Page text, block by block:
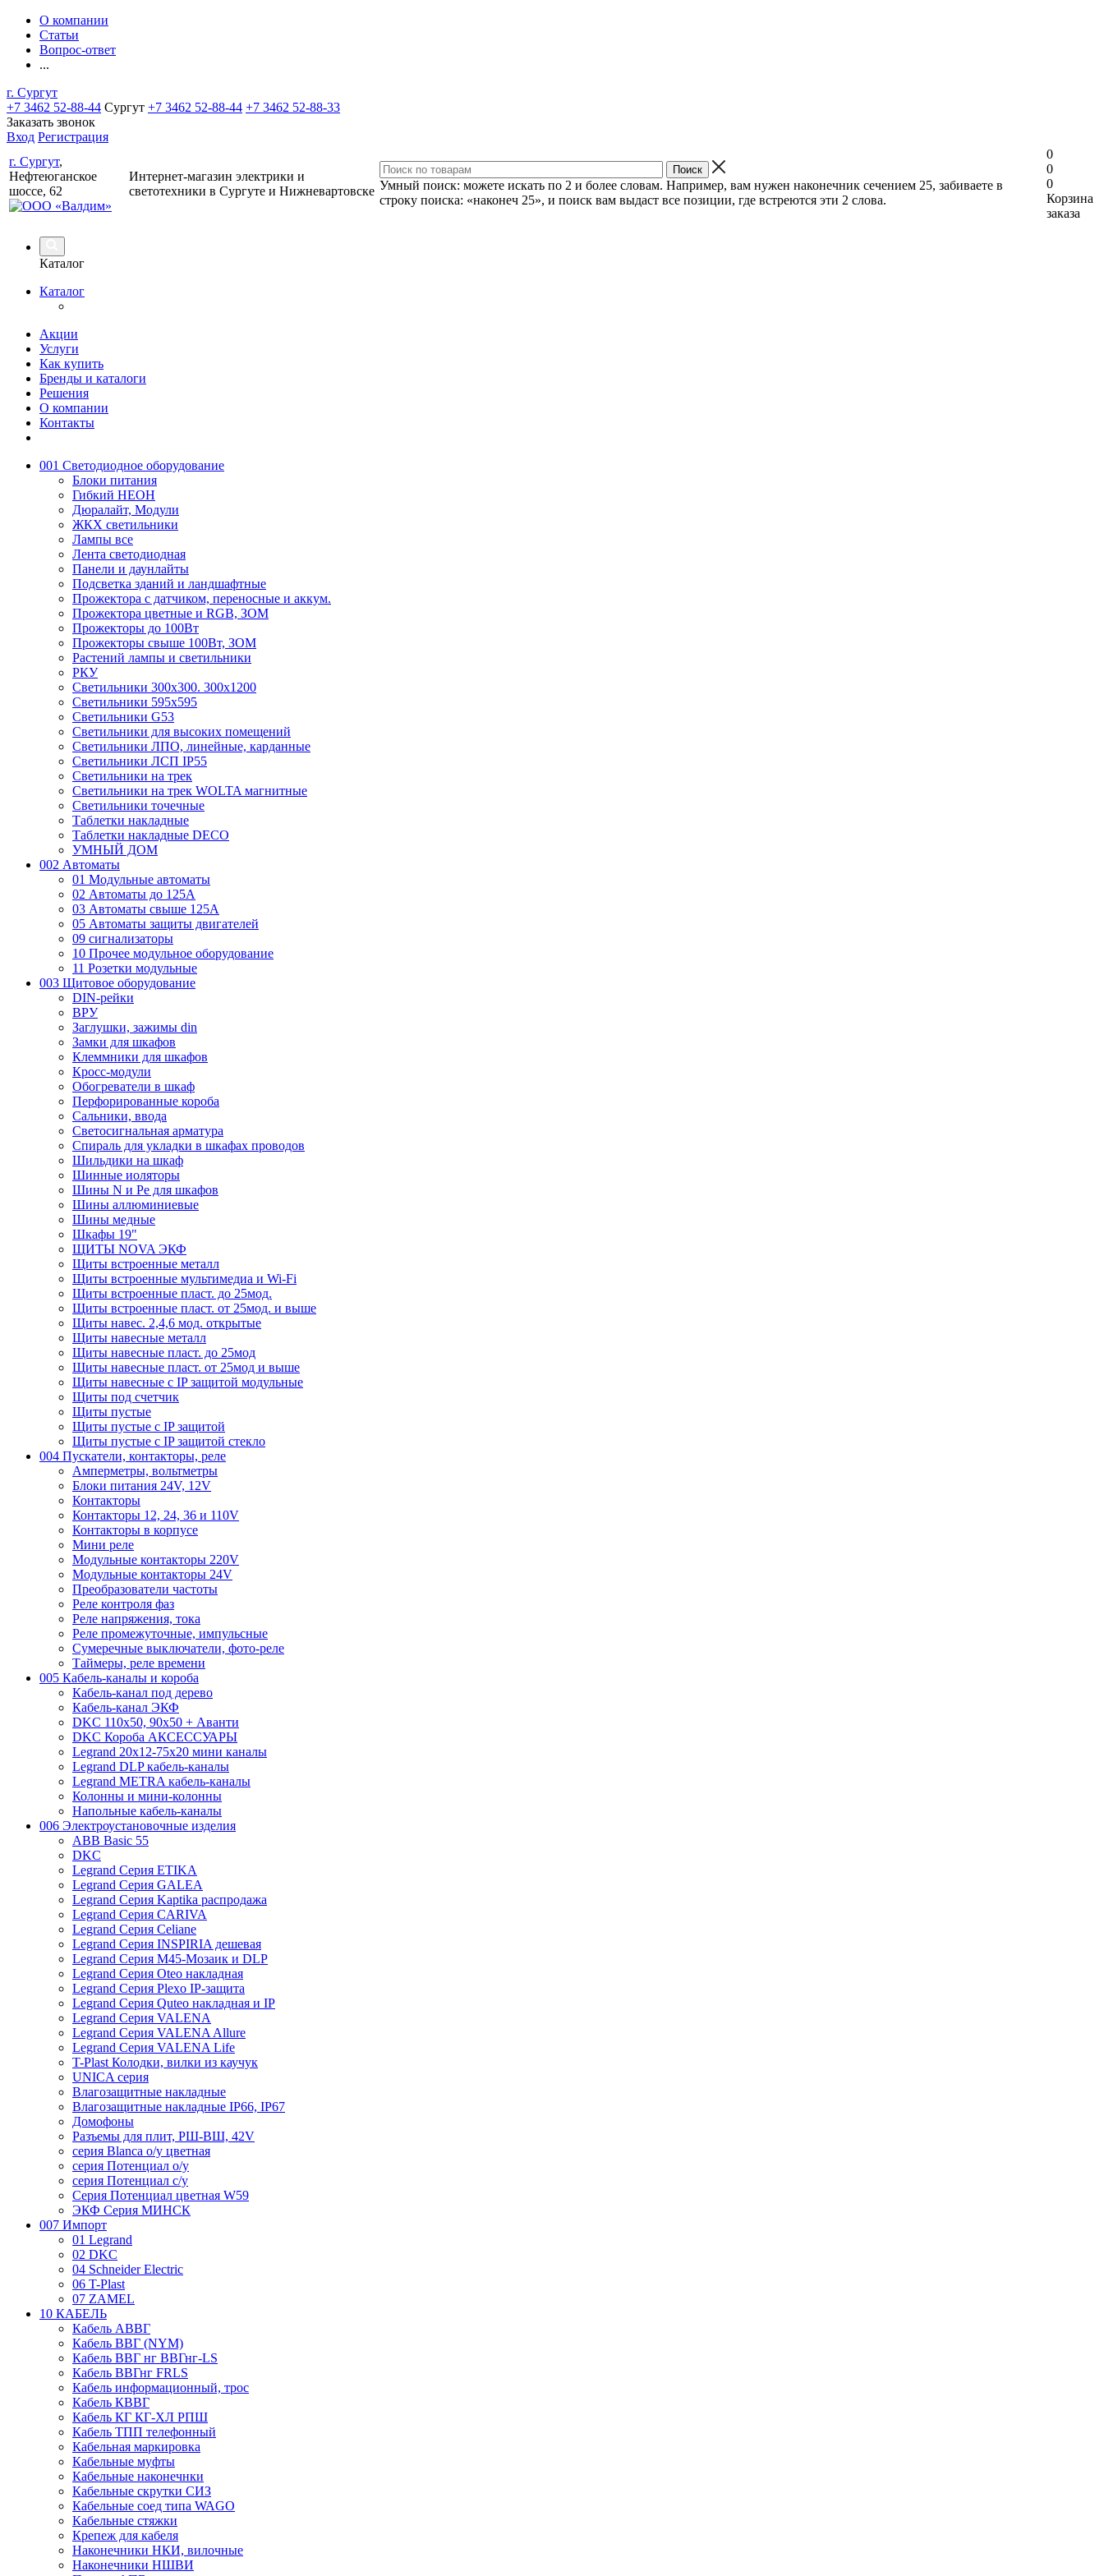
О компании
Статьи
Вопрос-ответ
...
г. Сургут
+7 3462 52-88-44 Сургут +7 3462 52-88-44 +7 3462 52-88-33
Заказать звонок
Вход Регистрация
г. Сургут,
Нефтеюганское
шоссе, 62
Интернет-магазин электрики и
светотехники в Сургуте и Нижневартовске Умный поиск: можете искать по 2 и более словам. Например, вам нужен наконечник сечением 25, забиваете в
строку поиска: «наконеч 25», и поиск вам выдаст все позиции, где встреются эти 2 слова.
0
0
0
Корзина
заказа
Каталог
Каталог
Акции
Услуги
Как купить
Бренды и каталоги
Решения
О компании
Контакты
001 Светодиодное оборудование
Блоки питания
Гибкий НЕОН
Дюралайт, Модули
ЖКХ светильники
Лампы все
Лента светодиодная
Панели и даунлайты
Подсветка зданий и ландшафтные
Прожектора с датчиком, переносные и аккум.
Прожектора цветные и RGB, ЗОМ
Прожекторы до 100Вт
Прожекторы свыше 100Вт, ЗОМ
Растений лампы и светильники
РКУ
Светильники 300х300. 300х1200
Светильники 595х595
Светильники G53
Светильники для высоких помещений
Светильники ЛПО, линейные, карданные
Светильники ЛСП IP55
Светильники на трек
Светильники на трек WOLTA магнитные
Светильники точечные
Таблетки накладные
Таблетки накладные DECO
УМНЫЙ ДОМ
002 Автоматы
01 Модульные автоматы
02 Автоматы до 125А
03 Автоматы свыше 125А
05 Автоматы защиты двигателей
09 сигнализаторы
10 Прочее модульное оборудование
11 Розетки модульные
003 Щитовое оборудование
DIN-рейки
ВРУ
Заглушки, зажимы din
Замки для шкафов
Клеммники для шкафов
Кросс-модули
Обогреватели в шкаф
Перфорированные короба
Сальники, ввода
Светосигнальная арматура
Спираль для укладки в шкафах проводов
Шильдики на шкаф
Шинные иоляторы
Шины N и Pe для шкафов
Шины аллюминиевые
Шины медные
Шкафы 19"
ЩИТЫ NOVA ЭКФ
Щиты встроенные металл
Щиты встроенные мультимедиа и Wi-Fi
Щиты встроенные пласт. до 25мод.
Щиты встроенные пласт. от 25мод. и выше
Щиты навес. 2,4,6 мод. открытые
Щиты навесные металл
Щиты навесные пласт. до 25мод
Щиты навесные пласт. от 25мод и выше
Щиты навесные с IP защитой модульные
Щиты под счетчик
Щиты пустые
Щиты пустые с IP защитой
Щиты пустые с IP защитой стекло
004 Пускатели, контакторы, реле
Амперметры, вольтметры
Блоки питания 24V, 12V
Контакторы
Контакторы 12, 24, 36 и 110V
Контакторы в корпусе
Мини реле
Модульные контакторы 220V
Модульные контакторы 24V
Преобразователи частоты
Реле контроля фаз
Реле напряжения, тока
Реле промежуточные, импульсные
Сумеречные выключатели, фото-реле
Таймеры, реле времени
005 Кабель-каналы и короба
Кабель-канал под дерево
Кабель-канал ЭКФ
DKC 110х50, 90х50 + Аванти
DKC Короба АКСЕССУАРЫ
Legrand 20х12-75х20 мини каналы
Legrand DLP кабель-каналы
Legrand METRA кабель-каналы
Колонны и мини-колонны
Напольные кабель-каналы
006 Электроустановочные изделия
ABB Basic 55
DKC
Legrand Серия ETIKA
Legrand Серия GALEA
Legrand Серия Kaptika распродажа
Legrand Серия CARIVA
Legrand Серия Celiane
Legrand Серия INSPIRIA дешевая
Legrand Серия M45-Мозаик и DLP
Legrand Серия Oteo накладная
Legrand Серия Plexo IP-защита
Legrand Серия Quteo накладная и IP
Legrand Серия VALENA
Legrand Серия VALENA Allure
Legrand Серия VALENA Life
T-Plast Колодки, вилки из каучук
UNICA серия
Влагозащитные накладные
Влагозащитные накладные IP66, IP67
Домофоны
Разъемы для плит, РШ-ВШ, 42V
серия Blanca о/у цветная
серия Потенциал о/у
серия Потенциал с/у
Серия Потенциал цветная W59
ЭКФ Серия МИНСК
007 Импорт
01 Legrand
02 DKC
04 Schneider Electric
06 T-Plast
07 ZAMEL
10 КАБЕЛЬ
Кабель АВВГ
Кабель ВВГ (NYM)
Кабель ВВГ нг ВВГнг-LS
Кабель ВВГнг FRLS
Кабель информационный, трос
Кабель КВВГ
Кабель КГ КГ-ХЛ РПШ
Кабель ТПП телефонный
Кабельная маркировка
Кабельные муфты
Кабельные наконечнки
Кабельные скрутки СИЗ
Кабельные соед типа WAGO
Кабельные стяжки
Крепеж для кабеля
Наконечники НКИ, вилочные
Наконечники НШВИ